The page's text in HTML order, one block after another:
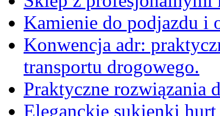
Kamienie do podjazdu i
Konwencja adr:
transportu drogowego.
Praktyczne rozwiązania
Eleganckie sukienki